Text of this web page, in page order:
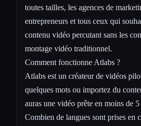
toutes tailles, les agences de
entrepreneurs et tous ceux qui
contenu vidéo percutant sans les
montage vidéo traditionnel.
Comment fonctionne Atlabs ?
Atlabs est un créateur de vidéos
quelques mots ou importez du
auras une vidéo prête en moins de
Combien de langues sont prises en